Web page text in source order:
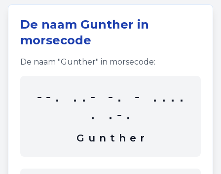
De naam Gunther in
morsecode
De naam "Gunther" in morsecode:
--. ..- -. - ....
. .-.
G u n t h e r